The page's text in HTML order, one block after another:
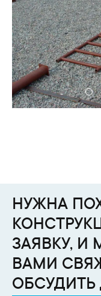
НУЖНА
ЗАЯВКУ, И
ВАМИ
ОБСУДИТЬ